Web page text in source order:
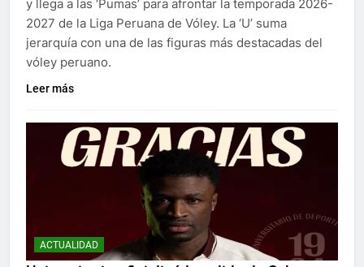
y llega a las ‘Pumas’ para afrontar la temporada 2026-
2027 de la Liga Peruana de Vóley. La ‘U’ suma
jerarquía con una de las figuras más destacadas del
vóley peruano.
Leer más
ACTUALIDAD